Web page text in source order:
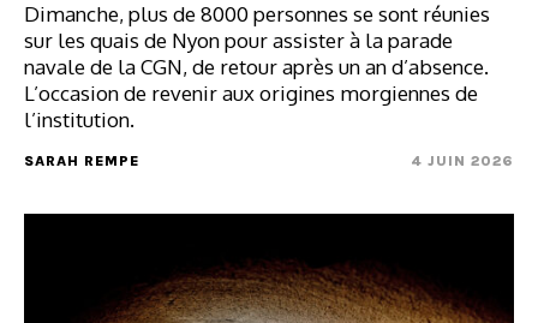
Dimanche, plus de 8000 personnes se sont réunies
sur les quais de Nyon pour assister à la parade
navale de la CGN, de retour après un an d’absence.
L’occasion de revenir aux origines morgiennes de
l’institution.
SARAH REMPE 4 JUIN 2026